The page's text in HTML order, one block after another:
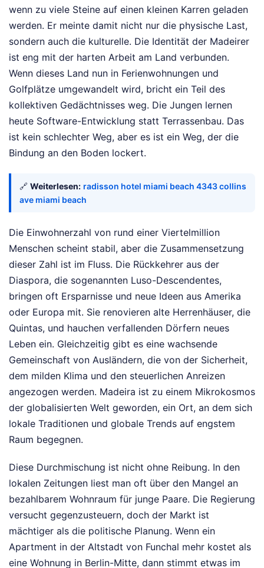
wenn zu viele Steine auf einen kleinen Karren geladen
werden. Er meinte damit nicht nur die physische Last,
sondern auch die kulturelle. Die Identität der Madeirer
ist eng mit der harten Arbeit am Land verbunden.
Wenn dieses Land nun in Ferienwohnungen und
Golfplätze umgewandelt wird, bricht ein Teil des
kollektiven Gedächtnisses weg. Die Jungen lernen
heute Software-Entwicklung statt Terrassenbau. Das
ist kein schlechter Weg, aber es ist ein Weg, der die
Bindung an den Boden lockert.
🔗 Weiterlesen: radisson hotel miami beach 4343 collins
ave miami beach
Die Einwohnerzahl von rund einer Viertelmillion
Menschen scheint stabil, aber die Zusammensetzung
dieser Zahl ist im Fluss. Die Rückkehrer aus der
Diaspora, die sogenannten Luso-Descendentes,
bringen oft Ersparnisse und neue Ideen aus Amerika
oder Europa mit. Sie renovieren alte Herrenhäuser, die
Quintas, und hauchen verfallenden Dörfern neues
Leben ein. Gleichzeitig gibt es eine wachsende
Gemeinschaft von Ausländern, die von der Sicherheit,
dem milden Klima und den steuerlichen Anreizen
angezogen werden. Madeira ist zu einem Mikrokosmos
der globalisierten Welt geworden, ein Ort, an dem sich
lokale Traditionen und globale Trends auf engstem
Raum begegnen.
Diese Durchmischung ist nicht ohne Reibung. In den
lokalen Zeitungen liest man oft über den Mangel an
bezahlbarem Wohnraum für junge Paare. Die Regierung
versucht gegenzusteuern, doch der Markt ist
mächtiger als die politische Planung. Wenn ein
Apartment in der Altstadt von Funchal mehr kostet als
eine Wohnung in Berlin-Mitte, dann stimmt etwas im